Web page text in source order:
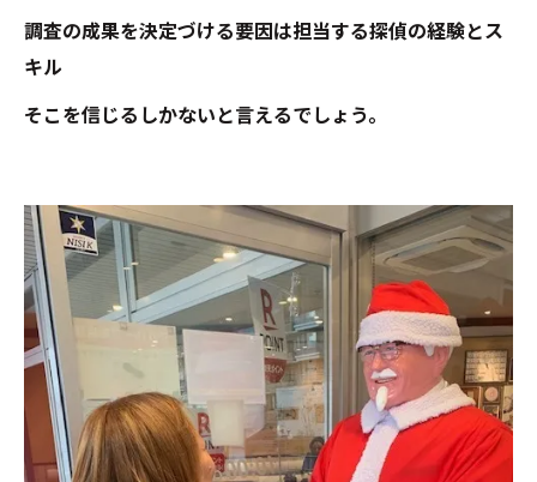
調査の成果を決定づける要因は担当する探偵の経験とス
キル
そこを信じるしかないと言えるでしょう。